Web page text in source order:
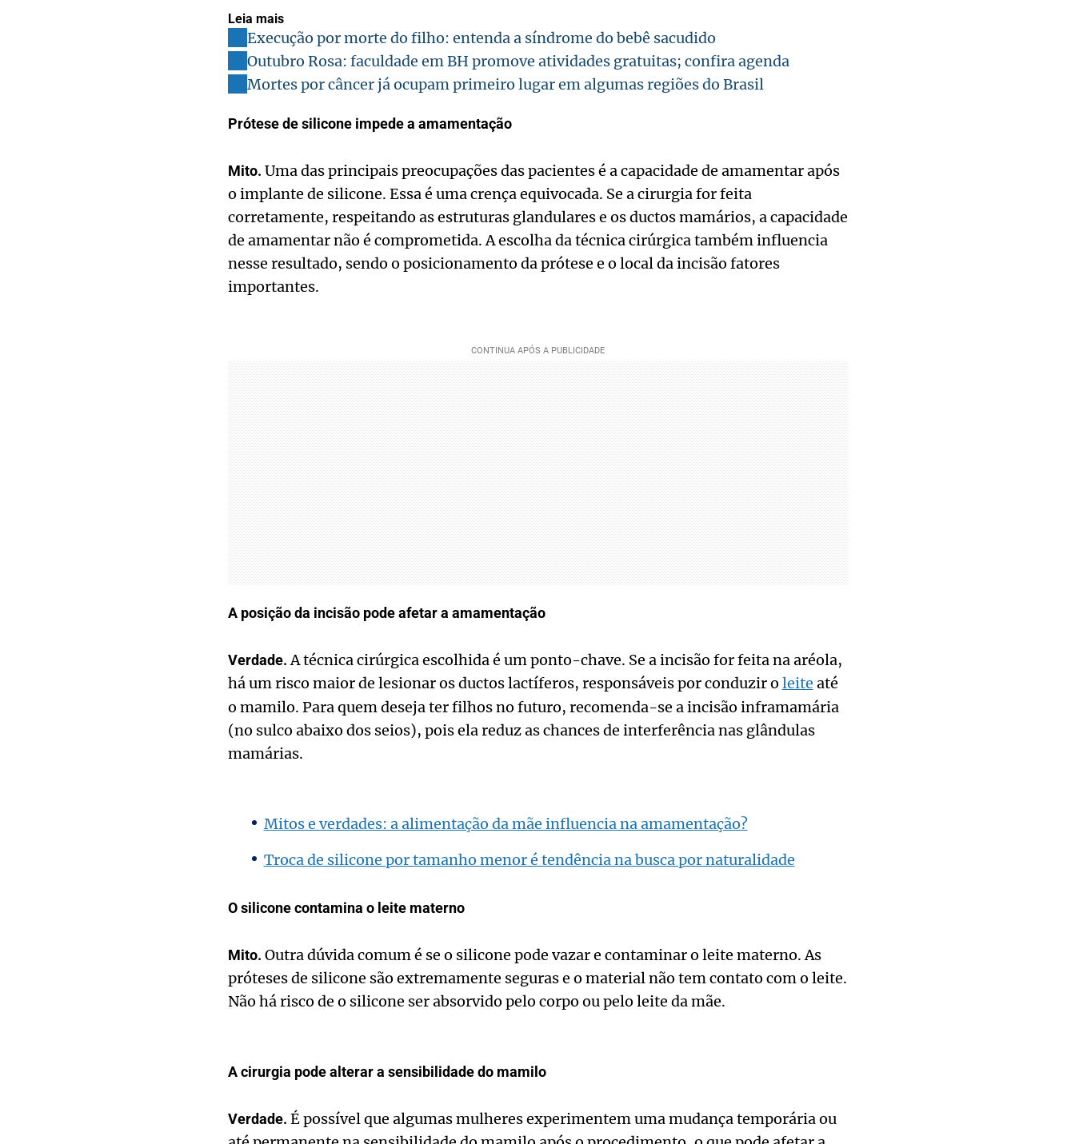
Leia mais
Execução por morte do filho: entenda a síndrome do bebê sacudido
Outubro Rosa: faculdade em BH promove atividades gratuitas; confira agenda
Mortes por câncer já ocupam primeiro lugar em algumas regiões do Brasil
Prótese de silicone impede a amamentação
Mito. Uma das principais preocupações das pacientes é a capacidade de amamentar após
o implante de silicone. Essa é uma crença equivocada. Se a cirurgia for feita
corretamente, respeitando as estruturas glandulares e os ductos mamários, a capacidade
de amamentar não é comprometida. A escolha da técnica cirúrgica também influencia
nesse resultado, sendo o posicionamento da prótese e o local da incisão fatores
importantes.
A posição da incisão pode afetar a amamentação
Verdade.A técnica cirúrgica escolhida é um ponto-chave. Se a incisão for feita na aréola,
há um risco maior de lesionar os ductos lactíferos, responsáveis por conduzir o leite até
o mamilo. Para quem deseja ter filhos no futuro, recomenda-se a incisão inframamária
(no sulco abaixo dos seios), pois ela reduz as chances de interferência nas glândulas
mamárias.
Mitos e verdades: a alimentação da mãe influencia na amamentação?
Troca de silicone por tamanho menor é tendência na busca por naturalidade
O silicone contamina o leite materno
Mito. Outra dúvida comum é se o silicone pode vazar e contaminar o leite materno. As
próteses de silicone são extremamente seguras e o material não tem contato com o leite.
Não há risco de o silicone ser absorvido pelo corpo ou pelo leite da mãe.
A cirurgia pode alterar a sensibilidade do mamilo
Verdade. É possível que algumas mulheres experimentem uma mudança temporária ou